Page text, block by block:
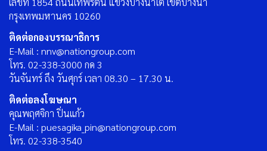
กรุงเทพมหานคร 10260
ติดต่อกองบรรณาธิการ
E-Mail : nnv@nationgroup.com
โทร. 02-338-3000 กด 3
วันจันทร์ ถึง วันศุกร์ เวลา 08.30 – 17.30 น.
ติดต่อลงโฆษณา
คุณพฤศจิกา ปิ่นแก้ว
E-Mail : puesagika_pin@nationgroup.com
โทร. 02-338-3540